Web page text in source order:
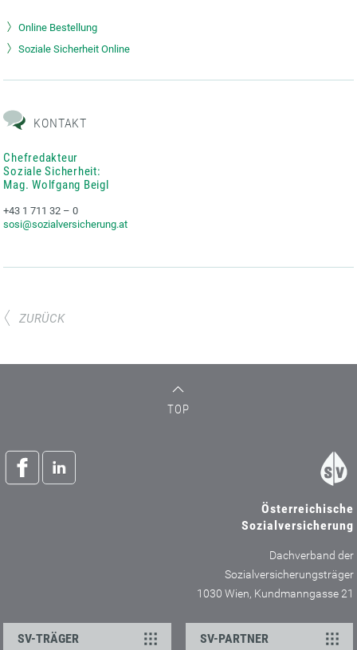
Online Bestellung
Soziale Sicherheit Online
KONTAKT
Chefredakteur
Soziale Sicherheit:
Mag. Wolfgang Beigl
+43 1 711 32 – 0
sosi@sozialversicherung.at
ZURÜCK
TOP
Österreichische
Sozialversicherung
Dachverband der
Sozialversicherungsträger
1030 Wien, Kundmanngasse 21
SV-TRÄGER SV-PARTNER